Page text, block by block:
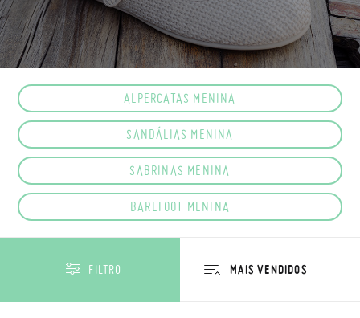
ALPERCATAS MENINA
SANDÁLIAS MENINA
SABRINAS MENINA
BAREFOOT MENINA
FILTRO